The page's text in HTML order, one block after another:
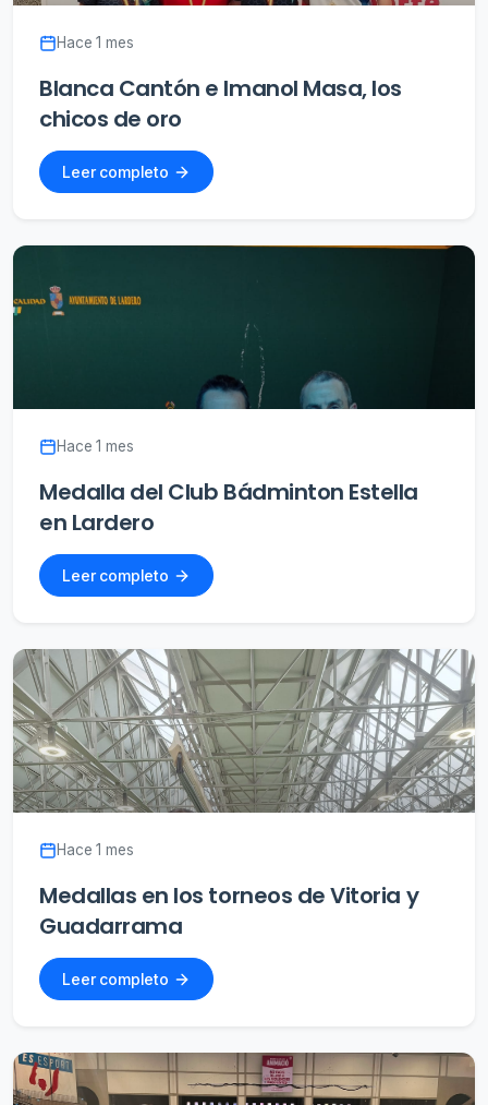
Hace 1 mes
Blanca Cantón e Imanol Masa, los
chicos de oro
Leer completo
Hace 1 mes
Medalla del Club Bádminton Estella
en Lardero
Leer completo
Hace 1 mes
Medallas en los torneos de Vitoria y
Guadarrama
Leer completo